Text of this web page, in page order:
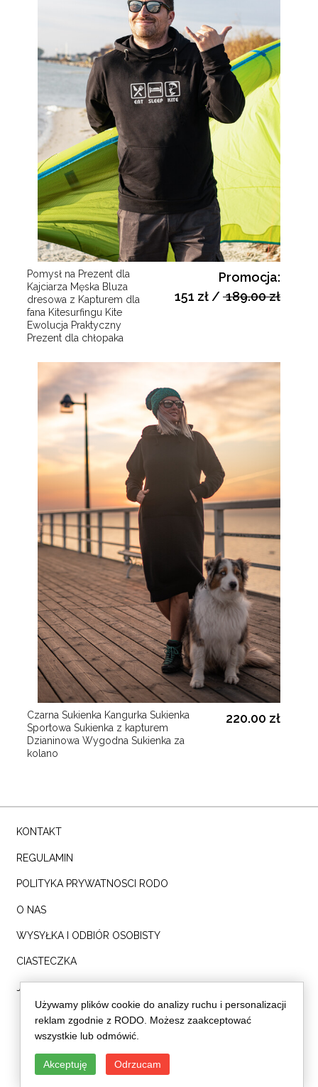
Używamy plików cookie do analizy ruchu i personalizacji
reklam zgodnie z RODO. Możesz zaakceptować
wszystkie lub odmówić.
Akceptuję Odrzucam
Pomysł na Prezent dla
Kajciarza Męska Bluza
dresowa z Kapturem dla
fana Kitesurfingu Kite
Ewolucja Praktyczny
Prezent dla chłopaka
Promocja:
151 zł/189.00 zł
Czarna Sukienka Kangurka Sukienka
Sportowa Sukienka z kapturem
Dzianinowa Wygodna Sukienka za
kolano
220.00 zł
KONTAKT
REGULAMIN
POLITYKA PRYWATNOSCI RODO
O NAS
WYSYŁKA I ODBIÓR OSOBISTY
CIASTECZKA
Jesteś blogerką? NAPISZ DO NAS!
info@dreskot.com